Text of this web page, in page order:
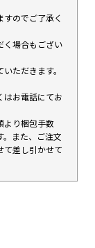
のでご了承く
く場合もござい
ただきます。
はお電話にてお
より梱包手数
。また、ご注文
て差し引かせて